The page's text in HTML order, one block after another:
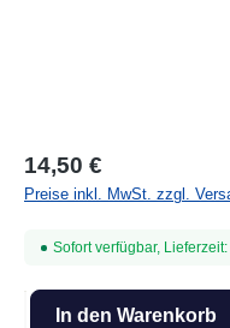
14,50 €
Preise inkl. MwSt. zzgl.
Sofort verfügbar,
Produkt Anzahl: Gib den
In den Warenkorb